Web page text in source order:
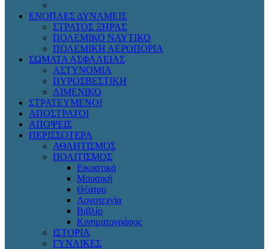
ΕΝΟΠΛΕΣ ΔΥΝΑΜΕΙΣ
ΣΤΡΑΤΟΣ ΞΗΡΑΣ
ΠΟΛΕΜΙΚΟ ΝΑΥΤΙΚΟ
ΠΟΛΕΜΙΚΗ ΑΕΡΟΠΟΡΙΑ
ΣΩΜΑΤΑ ΑΣΦΑΛΕΙΑΣ
ΑΣΤΥΝΟΜΙΑ
ΠΥΡΟΣΒΕΣΤΙΚΗ
ΛΙΜΕΝΙΚΟ
ΣΤΡΑΤΕΥΜΕΝΟΙ
ΑΠΟΣΤΡΑΤΟΙ
ΑΠΟΨΕΙΣ
ΠΕΡΙΣΣΟΤΕΡΑ
ΑΘΛΗΤΙΣΜΟΣ
ΠΟΛΙΤΙΣΜΟΣ
Εικαστικά
Μουσική
Θέατρο
Λογοτεχνία
Βιβλίο
Κινηματογράφος
ΙΣΤΟΡΙΑ
ΓΥΝΑΙΚΕΣ